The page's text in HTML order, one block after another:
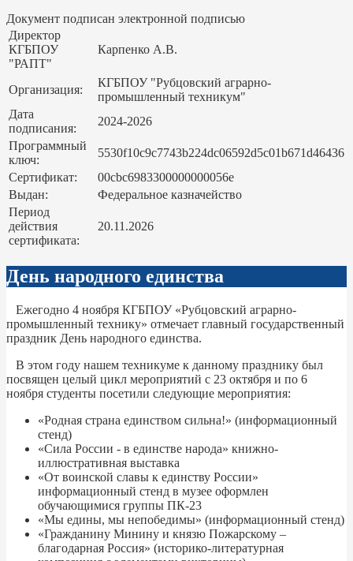
Документ подписан электронной подписью
Директор
КГБПОУ
"РАПТ"
Карпенко А.В.
Организация:
КГБПОУ "Рубцовский аграрно-
промышленный техникум"
Дата
подписания:
2024-2026
Программный
ключ:
5530f10c9c7743b224dc06592d5c01b671d46436
Сертификат:
00cbc6983300000000056e
Выдан:
Федеральное казначейство
Период
действия
сертификата:
20.11.2026
День народного единства
Ежегодно 4 ноября КГБПОУ «Рубцовский аграрно-
промышленный технику» отмечает главный государственный
праздник День народного единства.
В этом году нашем техникуме к данному празднику был
посвящен целый цикл мероприятий с 23 октября и по 6
ноября студенты посетили следующие мероприятия:
«Родная страна единством сильна!» (информационный
стенд)
«Сила России - в единстве народа» книжно-
иллюстративная выставка
«От воинской славы к единству России»
информационный стенд в музее оформлен
обучающимися группы ПК-23
«Мы едины, мы непобедимы» (информационный стенд)
«Гражданину Минину и князю Пожарскому –
благодарная Россия» (историко-литературная